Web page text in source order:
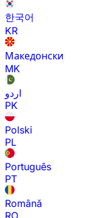
한국어
KR
Македонски
MK
اردو
PK
Polski
PL
Português
PT
Română